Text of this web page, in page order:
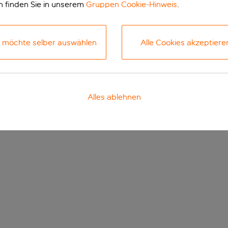
finden Sie in unserem Gruppen Cookie-Hinweis.
möchte selber auswählen Alle Cookies
Alles ablehnen